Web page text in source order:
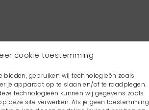
cookie toestemming
bieden, gebruiken wij technologieën zoals
je apparaat op te slaan en/of te raadplegen.
technologieën kunnen wij gegevens zoals
deze site verwerken. Als je geen toestemming